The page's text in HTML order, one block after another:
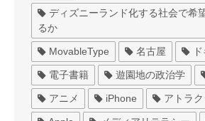
ディズニーランド化する社会で希
るか
MovableType 名古屋
電子書籍 遊園地の政治学
アニメ iPhone アトラ